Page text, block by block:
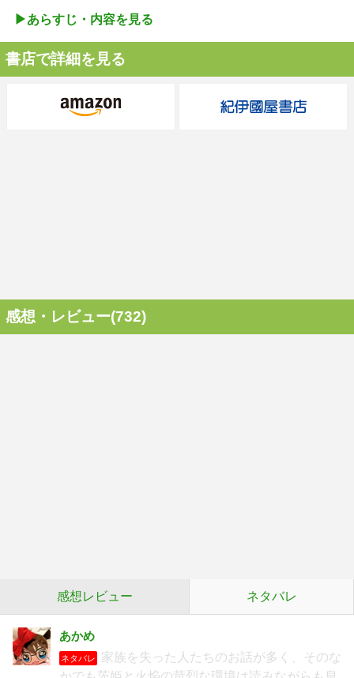
▶︎あらすじ・内容を見る
書店で詳細を見る
感想・レビュー(732)
感想レビュー ネタバレ
あかめ
ネタバレ
家族を失った人たちのお話が多く、そのな